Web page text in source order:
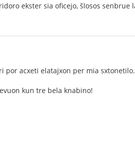
ekster sia oficejo, ŝlosos senbrue
por acxeti elatajxon per mia sxtonetilo.
kun tre bela knabino!